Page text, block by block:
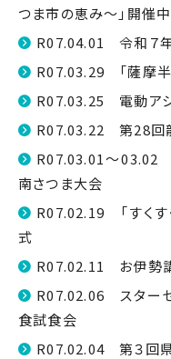
つま市の恵み〜」開催中
R07.04.01 令和７
R07.03.29 「薩摩
R07.03.25 電動ア
R07.03.22 第28回
R07.03.01～03.02
南さつま大会
R07.02.19 「すくす
式
R07.02.11 お伊勢
R07.02.06 スター
食試食会
R07.02.04 第３回